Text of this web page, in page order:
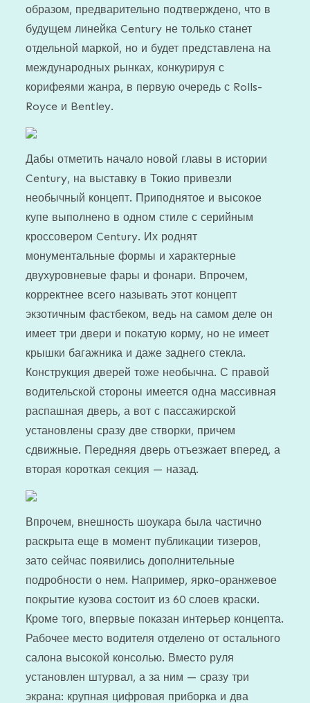
образом, предварительно подтверждено, что в
будущем линейка Century не только станет
отдельной маркой, но и будет представлена на
международных рынках, конкурируя с
корифеями жанра, в первую очередь с Rolls-
Royce и Bentley.
Дабы отметить начало новой главы в истории
Century, на выставку в Токио привезли
необычный концепт. Приподнятое и высокое
купе выполнено в одном стиле с серийным
кроссовером Century. Их роднят
монументальные формы и характерные
двухуровневые фары и фонари. Впрочем,
корректнее всего называть этот концепт
экзотичным фастбеком, ведь на самом деле он
имеет три двери и покатую корму, но не имеет
крышки багажника и даже заднего стекла.
Конструкция дверей тоже необычна. С правой
водительской стороны имеется одна массивная
распашная дверь, а вот с пассажирской
установлены сразу две створки, причем
сдвижные. Передняя дверь отъезжает вперед, а
вторая короткая секция — назад.
Впрочем, внешность шоукара была частично
раскрыта еще в момент публикации тизеров,
зато сейчас появились дополнительные
подробности о нем. Например, ярко-оранжевое
покрытие кузова состоит из 60 слоев краски.
Кроме того, впервые показан интерьер концепта.
Рабочее место водителя отделено от остального
салона высокой консолью. Вместо руля
установлен штурвал, а за ним — сразу три
экрана: крупная цифровая приборка и два